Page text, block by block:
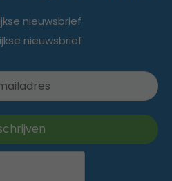
nieuwsbrief
nieuwsbrief